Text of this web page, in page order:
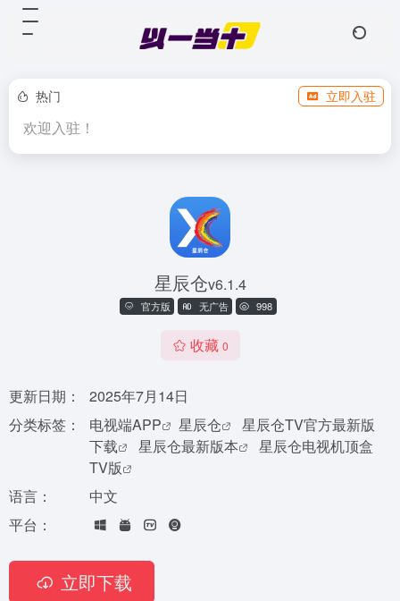
热门 立即入驻
欢迎入驻！
星辰仓v6.1.4
官方版 无广告 998
收藏 0
更新日期：
2025年7月14日
分类标签：
电视端APP 星辰仓
星辰仓TV官方最新版
下载
星辰仓最新版本
星辰仓电视机顶盒
TV版
语言：
中文
平台：
立即下载